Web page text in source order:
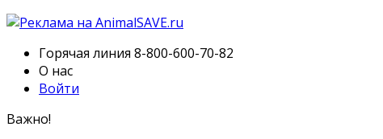
Горячая линия 8-800-600-70-82
О нас
Войти
Важно!